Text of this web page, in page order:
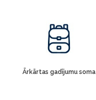
Ārkārtas gadījumu soma